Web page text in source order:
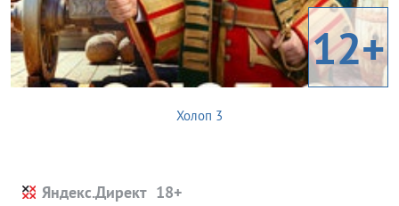
12+
Холоп 3
Яндекс.Директ